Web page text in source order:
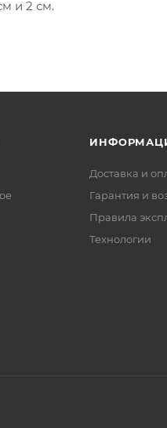
и 2 см.
Доставка и
Гарантия и
Правила
Технологии